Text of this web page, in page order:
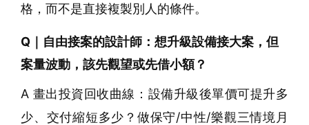
格，而不是直接複製別人的條件。
Q｜自由接案的設計師：想升級設備接大案，但
案量波動，該先觀望或先借小額？
A 畫出投資回收曲線：設備升級後單價可提升多
少、交付縮短多少？做保守/中性/樂觀三情境月